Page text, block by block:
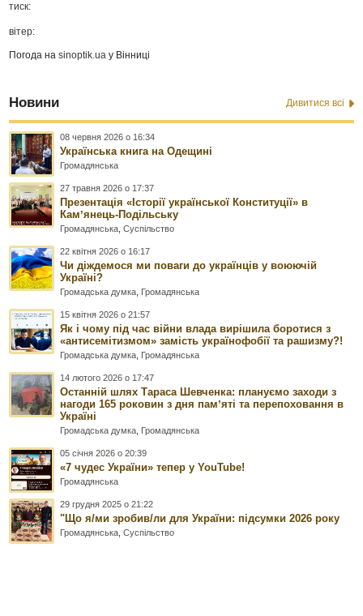
тиск:
вітер:
Погода наsinoptik.ua у Вінниці
Новини Дивитися всі
08 червня 2026 о 16:34
Українська книга на Одещині
Громадянська
27 травня 2026 о 17:37
Презентація «Історії української Конституції» в
Камʼянець-Подільську
Громадянська ,Суспільство
22 квітня 2026 о 16:17
Чи діждемося ми поваги до українців у воюючій
Україні?
Громадська думка Громадянська
15 квітня 2026 о 21:57
Як і чому під час війни влада вирішила боротися з
«антисемітизмом» замість українофобії та рашизму?!
Громадська думка Громадянська
14 лютого 2026 о 17:47
Останній шлях Тараса Шевченка: плануємо заходи з
нагоди 165 роковин з дня памʼяті та перепоховання в
Україні
Громадська думка Громадянська
05 січня 2026 о 20:39
«7 чудес України» тепер у YouTube!
Громадянська
29 грудня 2025 о 21:22
"Що я/ми зробив/ли для України: підсумки 2026 року
Громадянська ,Суспільство